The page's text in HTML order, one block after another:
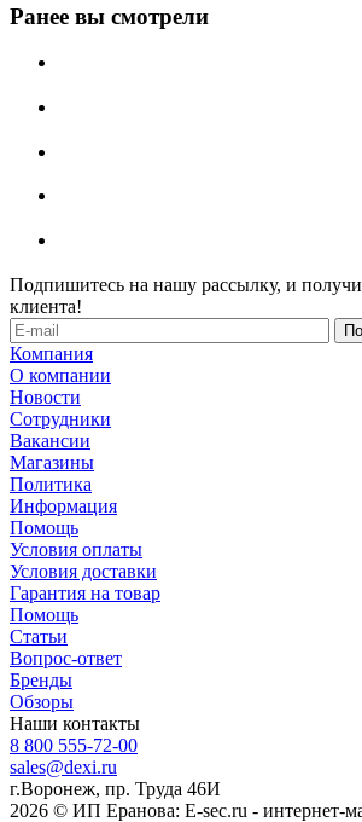
Ранее вы смотрели
Подпишитесь на нашу рассылку, и
клиента!
Компания
О компании
Новости
Сотрудники
Вакансии
Магазины
Политика
Информация
Помощь
Условия оплаты
Условия доставки
Гарантия на товар
Помощь
Статьи
Вопрос-ответ
Бренды
Обзоры
Наши контакты
8 800 555-72-00
sales@dexi.ru
г.Воронеж, пр. Труда 46И
2026 © ИП Еранова: E-sec.ru - интернет-